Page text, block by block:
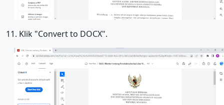
11. Klik "Convert to DOCX".